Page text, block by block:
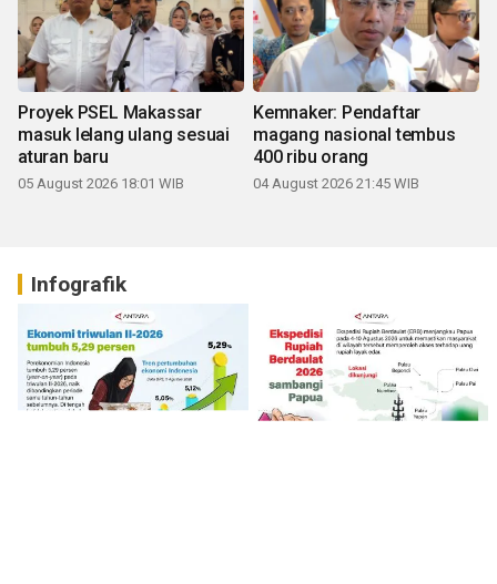
Proyek PSEL Makassar
masuk lelang ulang sesuai
aturan baru
05 August 2026 18:01 WIB
Kemnaker: Pendaftar
magang nasional tembus
400 ribu orang
04 August 2026 21:45 WIB
Infografik